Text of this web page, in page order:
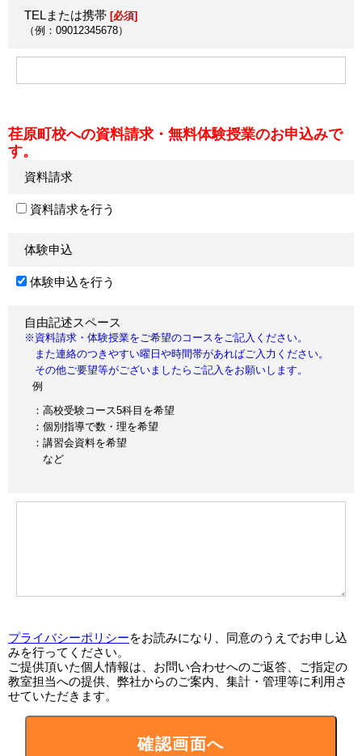
TELまたは携帯 [必須]
（例：09012345678）
荏原町校への資料請求・無料体験授業のお申込みで
す。
資料請求
資料請求を行う
体験申込
体験申込を行う
自由記述スペース
※資料請求・体験授業をご希望のコースをご記入ください。
また連絡のつきやすい曜日や時間帯があればご入力ください。
その他ご要望等がございましたらご記入をお願いします。
例
：高校受験コース5科目を希望
：個別指導で数・理を希望
：講習会資料を希望
など
プライバシーポリシーをお読みになり、同意のうえでお申し込
みを行ってください。
ご提供頂いた個人情報は、お問い合わせへのご返答、ご指定の
教室担当への提供、弊社からのご案内、集計・管理等に利用さ
せていただきます。